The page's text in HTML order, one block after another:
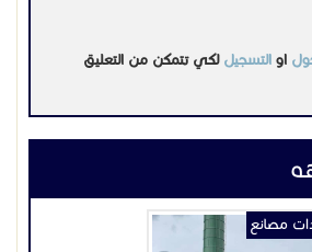
او التسجيل لكي تتمكن من التعليق
مصانع